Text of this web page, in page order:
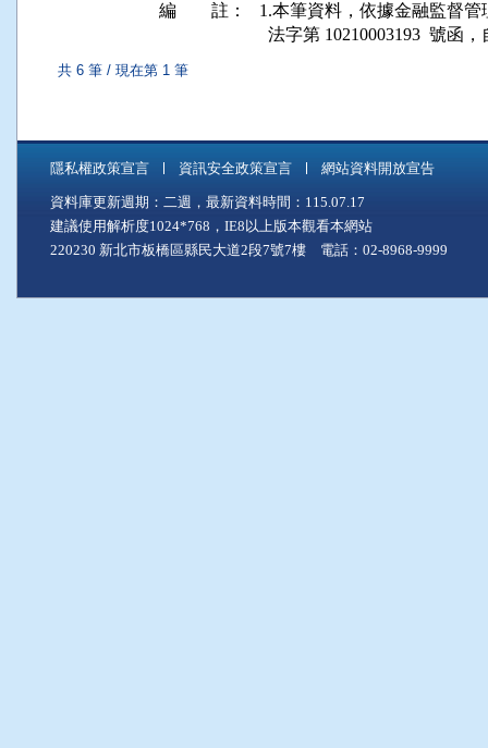
編 註：
1.本筆資料，依據金融監督管
共 6 筆 / 現在第 1 筆
隱私權政策宣言 資訊安全政策宣言 網站資料開放宣告
資料庫更新週期：二週，最新資料時間：115.07.17
建議使用解析度1024*768，IE8以上版本觀看本網站
220230 新北市板橋區縣民大道2段7號7樓 電話：02-8968-9999